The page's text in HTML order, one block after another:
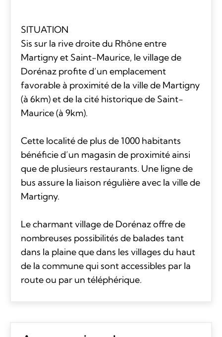
SITUATION
Sis sur la rive droite du Rhône entre
Martigny et Saint-Maurice, le village de
Dorénaz profite d’un emplacement
favorable à proximité de la ville de Martigny
(à 6km) et de la cité historique de Saint-
Maurice (à 9km).
Cette localité de plus de 1000 habitants
bénéficie d’un magasin de proximité ainsi
que de plusieurs restaurants. Une ligne de
bus assure la liaison régulière avec la ville de
Martigny.
Le charmant village de Dorénaz offre de
nombreuses possibilités de balades tant
dans la plaine que dans les villages du haut
de la commune qui sont accessibles par la
route ou par un téléphérique.